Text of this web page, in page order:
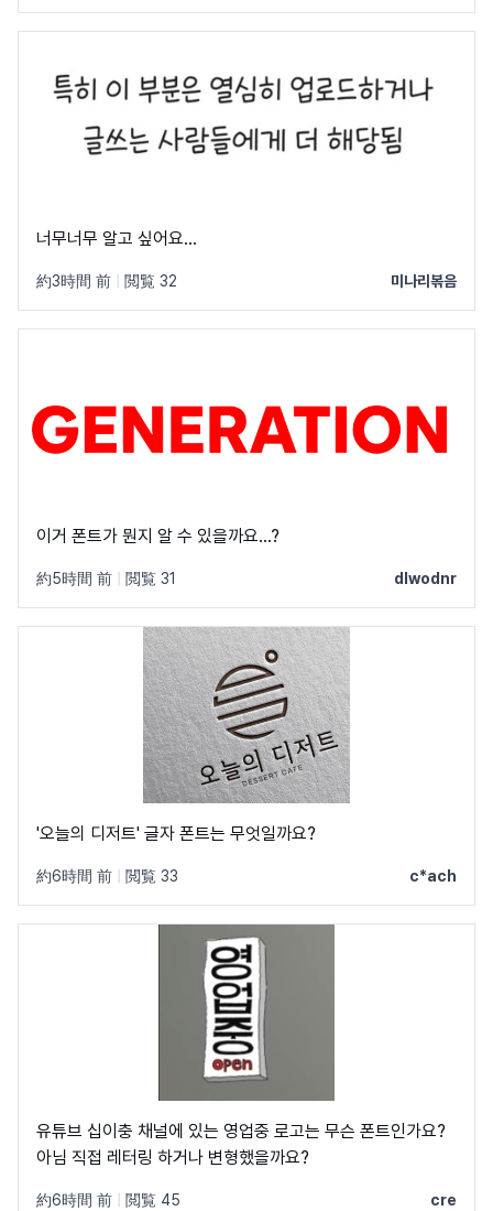
너무너무 알고 싶어요...
約3時間 前 閲覧 32 미나리볶음
이거 폰트가 뭔지 알 수 있을까요...?
約5時間 前 閲覧 31 dlwodnr
'오늘의 디저트' 글자 폰트는 무엇일까요?
約6時間 前 閲覧 33 c*ach
유튜브 십이충 채널에 있는 영업중 로고는 무슨 폰트인가요?
아님 직접 레터링 하거나 변형했을까요?
約6時間 前 閲覧 45 cre